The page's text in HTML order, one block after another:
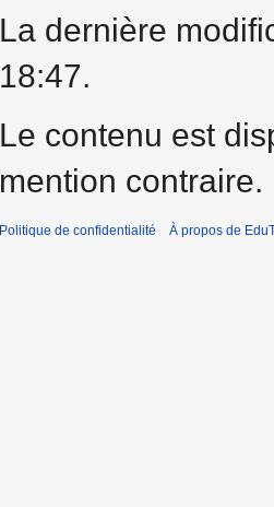
La dernière
18:47.
Le contenu est
mention contraire.
Politique de confidentialité À propos de